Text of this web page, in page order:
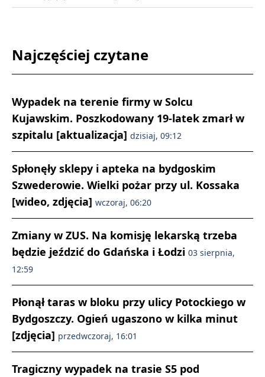
Najczęściej czytane
Wypadek na terenie firmy w Solcu
Kujawskim. Poszkodowany 19-latek zmarł w
szpitalu [aktualizacja] dzisiaj, 09:12
Spłonęły sklepy i apteka na bydgoskim
Szwederowie. Wielki pożar przy ul. Kossaka
[wideo, zdjęcia] wczoraj, 06:20
Zmiany w ZUS. Na komisję lekarską trzeba
będzie jeździć do Gdańska i Łodzi 03 sierpnia,
12:59
Płonął taras w bloku przy ulicy Potockiego w
Bydgoszczy. Ogień ugaszono w kilka minut
[zdjęcia] przedwczoraj, 16:01
Tragiczny wypadek na trasie S5 pod